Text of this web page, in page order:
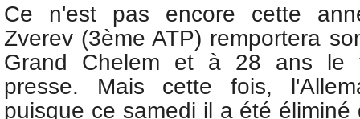
Ce n'est pas encore cette
Zverev (3ème ATP) remportera
Grand Chelem et à 28 ans le
presse. Mais cette fois,
puisque ce samedi il a été